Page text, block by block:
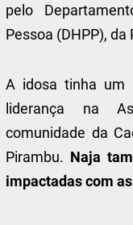
pelo
Pessoa (DHPP), da
A idosa tinha um
liderança na
comunidade da
Pirambu. Naja
impactadas com